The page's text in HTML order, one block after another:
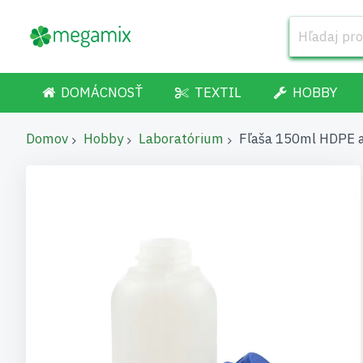
DOMÁCNOSŤ TEXTIL HOBBY
Domov Hobby Laboratórium Fľaša 150ml HDPE